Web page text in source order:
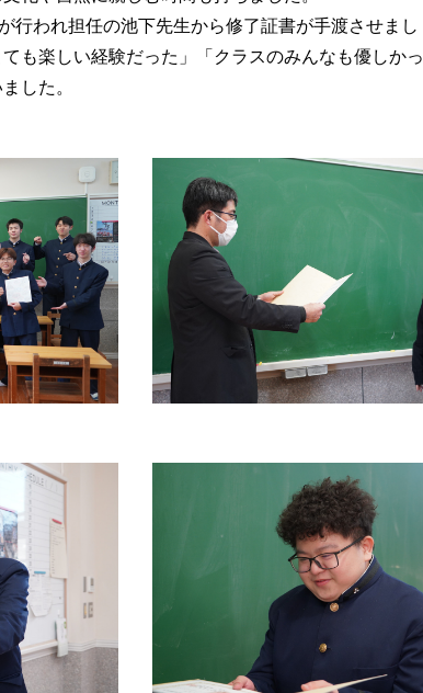
行われ担任の池下先生から修了証書が手渡させまし
も楽しい経験だった」「クラスのみんなも優しかっ
した。